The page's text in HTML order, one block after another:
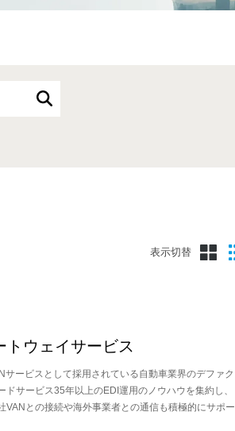
表示切替
トウェイサービス
サービスとして採用されている自動車業界のデファク
ドサービス35年以上のEDI運用のノウハウを集約し、
VANとの接続や海外事業者との通信も積極的にサポー